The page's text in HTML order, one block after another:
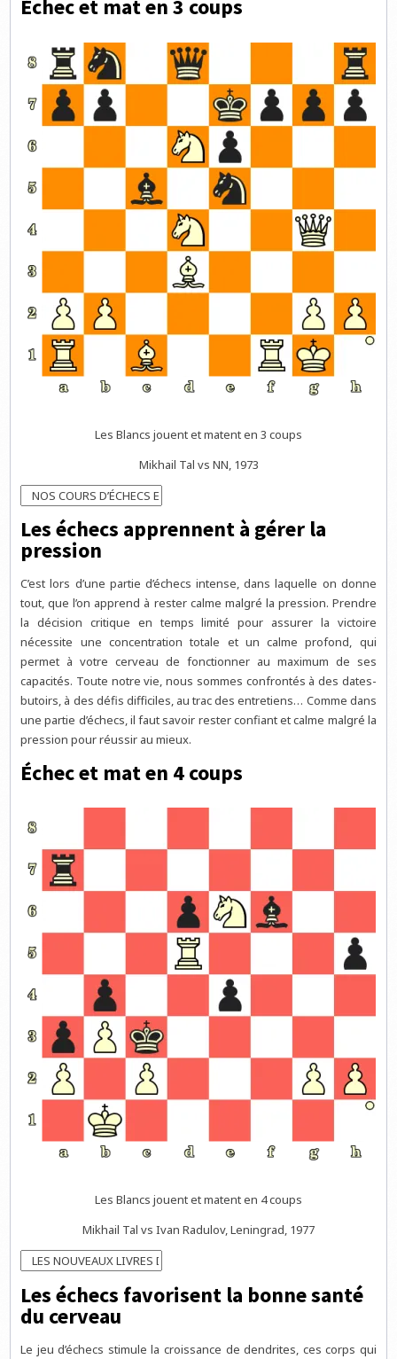
Échec et mat en 3 coups
Les Blancs jouent et matent en 3 coups
Mikhail Tal vs NN, 1973
Les échecs apprennent à gérer la
pression
C’est lors d’une partie d’échecs intense, dans laquelle on donne
tout, que l’on apprend à rester calme malgré la pression. Prendre
la décision critique en temps limité pour assurer la victoire
nécessite une concentration totale et un calme profond, qui
permet à votre cerveau de fonctionner au maximum de ses
capacités. Toute notre vie, nous sommes confrontés à des dates-
butoirs, à des défis difficiles, au trac des entretiens… Comme dans
une partie d’échecs, il faut savoir rester confiant et calme malgré la
pression pour réussir au mieux.
Échec et mat en 4 coups
Les Blancs jouent et matent en 4 coups
Mikhail Tal vs Ivan Radulov, Leningrad, 1977
Les échecs favorisent la bonne santé
du cerveau
Le jeu d’échecs stimule la croissance de dendrites, ces corps qui